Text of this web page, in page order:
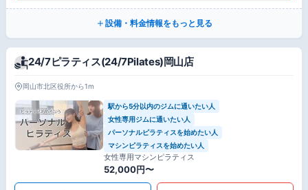
設備・料金情報をもっと見る
24/7ピラティス(24/7Pilates)岡山店
岡山市北区役所から1m
駅から5分以内のジムに通いたい人
女性専用ジムに通いたい人
パーソナルピラティスを始めたい人
マシンピラティスを始めたい人
女性専用マシンピラティス
52,000円〜